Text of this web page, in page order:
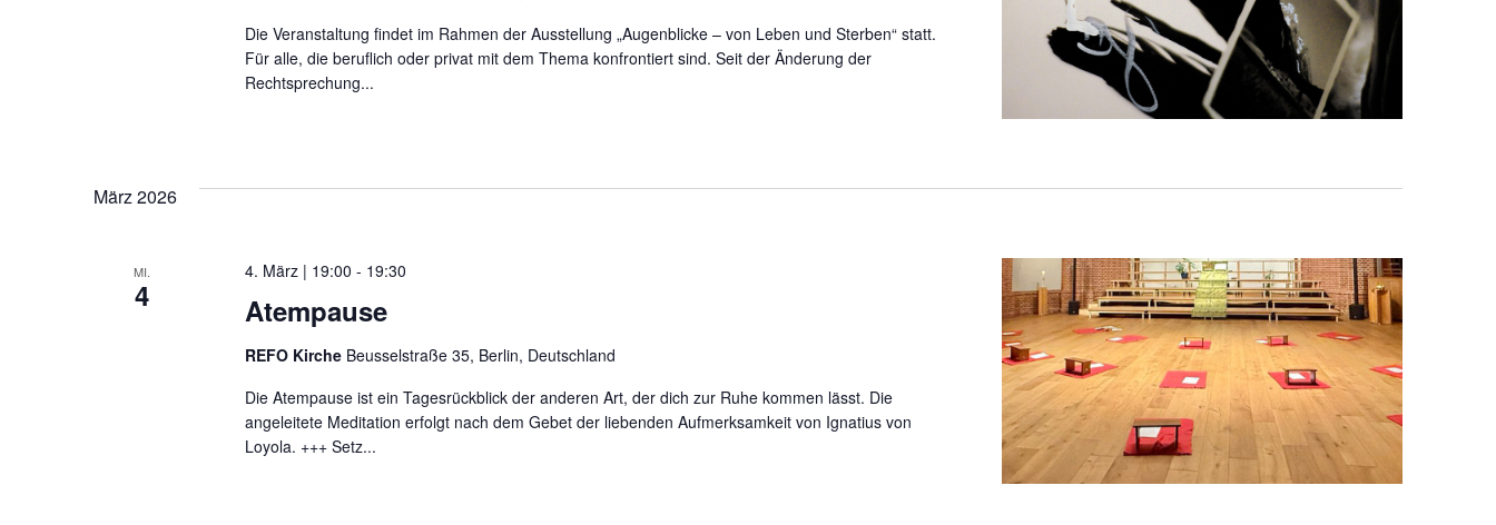
Die Veranstaltung findet im Rahmen der Ausstellung „Augenblicke – von Leben und Sterben“ statt.
Für alle, die beruflich oder privat mit dem Thema konfrontiert sind. Seit der Änderung der
Rechtsprechung...
März 2026
MI.
4 Atempause
4. März | 19:00 - 19:30
REFO Kirche Beusselstraße 35, Berlin, Deutschland
Die Atempause ist ein Tagesrückblick der anderen Art, der dich zur Ruhe kommen lässt. Die
angeleitete Meditation erfolgt nach dem Gebet der liebenden Aufmerksamkeit von Ignatius von
Loyola. +++ Setz...